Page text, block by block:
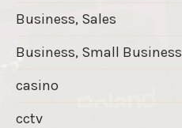
Business, Sales
Business, Small Business
casino
cctv